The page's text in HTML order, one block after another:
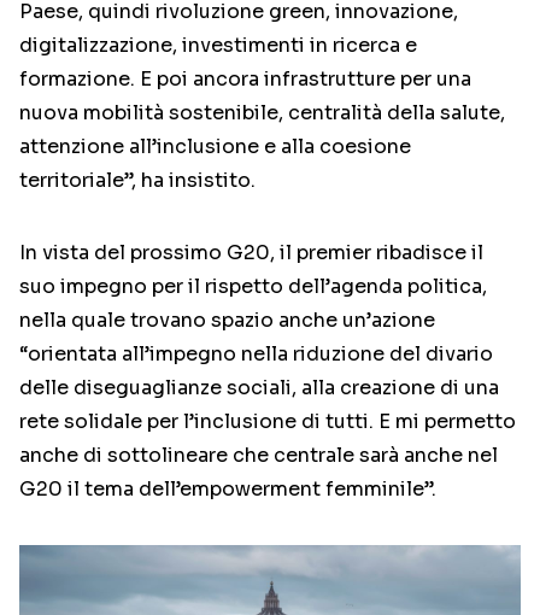
Paese, quindi rivoluzione green, innovazione,
digitalizzazione, investimenti in ricerca e
formazione. E poi ancora infrastrutture per una
nuova mobilità sostenibile, centralità della salute,
attenzione all’inclusione e alla coesione
territoriale”, ha insistito.
In vista del prossimo G20, il premier ribadisce il
suo impegno per il rispetto dell’agenda politica,
nella quale trovano spazio anche un’azione
“orientata all’impegno nella riduzione del divario
delle diseguaglianze sociali, alla creazione di una
rete solidale per l’inclusione di tutti. E mi permetto
anche di sottolineare che centrale sarà anche nel
G20 il tema dell’empowerment femminile”.